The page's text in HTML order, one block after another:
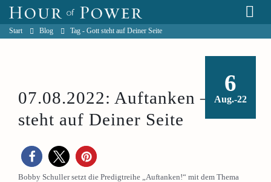
Start Blog Tag - Gott steht auf Deiner Seite
6
Aug.-22
07.08.2022: Auftanken – Gott
steht auf Deiner Seite
Bobby Schuller setzt die Predigtreihe „Auftanken!“ mit dem Thema